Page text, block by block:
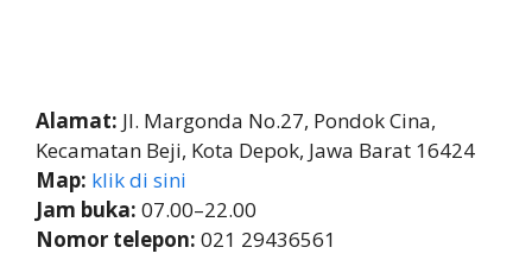
Alamat: Jl. Margonda No.27, Pondok Cina,
Kecamatan Beji, Kota Depok, Jawa Barat 16424
Map: klik di sini
Jam buka: 07.00–22.00
Nomor telepon: 021 29436561